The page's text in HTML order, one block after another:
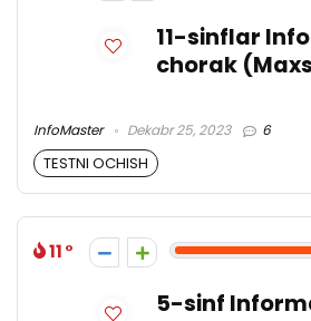
11-sinflar
chorak
InfoMaster Dekabr 25, 2023 6
TESTNI OCHISH
11
5-sinf